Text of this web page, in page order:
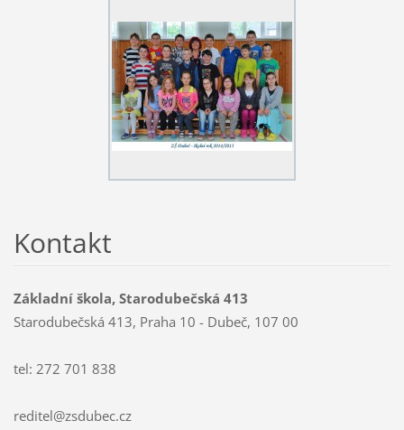
Kontakt
Základní škola, Starodubečská 413
Starodubečská 413, Praha 10 - Dubeč, 107 00
tel: 272 701 838
reditel@zsdubec.cz